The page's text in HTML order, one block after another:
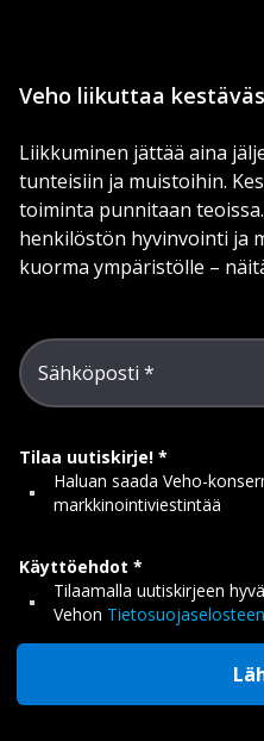
Veho liikuttaa
Liikkuminen jättää aina
tunteisiin ja muistoihin.
toiminta punnitaan
henkilöstön hyvinvointi ja
kuorma ympäristölle –
Sähköposti
Tilaa uutiskirje!
Haluan saada Veho-
markkinointiviestintää
Käyttöehdot
Tilaamalla uutiskirjeen
Vehon Tietosuojaselosteen